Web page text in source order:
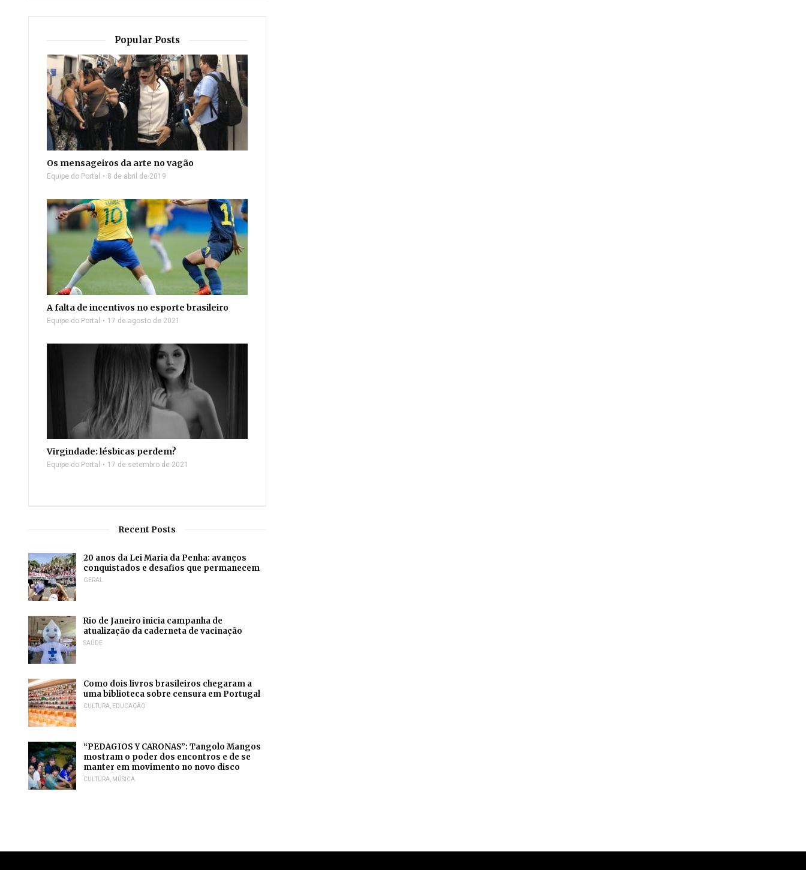
Popular Posts
Os mensageiros da arte no vagão
Equipe do Portal 8 de abril de 2019
A falta de incentivos no esporte brasileiro
Equipe do Portal 17 de agosto de 2021
Virgindade: lésbicas perdem?
Equipe do Portal 17 de setembro de 2021
Recent Posts
20 anos da Lei Maria da Penha: avanços
conquistados e desafios que permanecem
GERAL
Rio de Janeiro inicia campanha de
atualização da caderneta de vacinação
SAÚDE
Como dois livros brasileiros chegaram a
uma biblioteca sobre censura em Portugal
CULTURA, EDUCAÇÃO
“PEDAGIOS Y CARONAS”: Tangolo Mangos
mostram o poder dos encontros e de se
manter em movimento no novo disco
CULTURA, MÚSICA